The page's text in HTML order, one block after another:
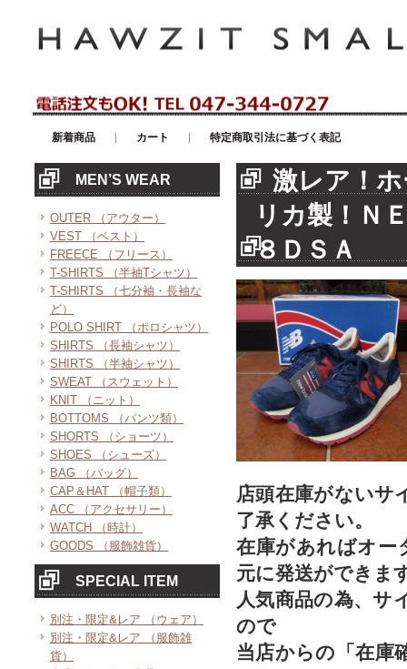
新着商品 カート 特定商取引法に基づく表記
MEN’S WEAR
OUTER （アウター）
VEST （ベスト）
FREECE （フリース）
T-SHIRTS （半袖Tシャツ）
T-SHIRTS （七分袖・長袖な
ど）
POLO SHIRT （ポロシャツ）
SHIRTS （長袖シャツ）
SHIRTS （半袖シャツ）
SWEAT （スウェット）
KNIT （ニット）
BOTTOMS （パンツ類）
SHORTS （ショーツ）
SHOES （シューズ）
BAG （バッグ）
CAP＆HAT （帽子類）
ACC （アクセサリー）
WATCH （時計）
GOODS （服飾雑貨）
SPECIAL ITEM
別注・限定&レア （ウェア）
別注・限定&レア （服飾雑
貨）
激レア！
リカ製！Ｎ
８ＤＳＡ
店頭在庫がないサ
了承ください。
在庫があればオー
元に発送ができま
人気商品の為、サ
ので
当店からの「在庫